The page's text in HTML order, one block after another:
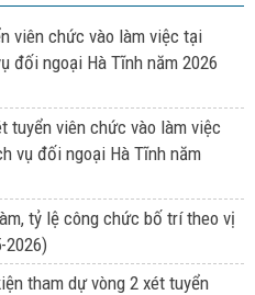
viên chức vào làm việc tại
đối ngoại Hà Tĩnh năm 2026
tuyển viên chức vào làm việc
vụ đối ngoại Hà Tĩnh năm
tỷ lệ công chức bố trí theo vị
2026)
tham dự vòng 2 xét tuyển